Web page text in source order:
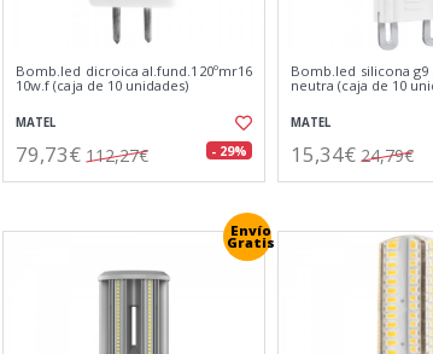
Bomb.led dicroica al.fund.120ºmr16
10w.f (caja de 10 unidades)
MATEL
79,73€ 112,27€ - 29%
Bomb.led silicona g9
neutra (caja de 10
MATEL
15,34€ 24,79€
Envío
Gratis